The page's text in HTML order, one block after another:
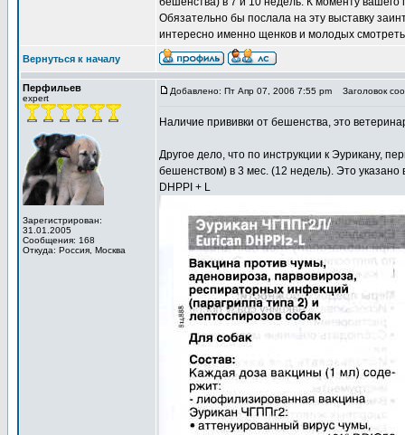
Обязательно бы послала на эту выставку
интересно именно щенков и молодых
Вернуться к началу
Перфильев
expert
Зарегистрирован:
31.01.2005
Сообщения: 168
Откуда: Россия, Москва
Добавлено: Пт Апр 07, 2006 7:55 pm Заголовок
Наличие прививки от бешенства, это
Другое дело, что по инструкции к Эурикану,
бешенством) в 3 мес. (12 недель). Это указано
DHPPI + L